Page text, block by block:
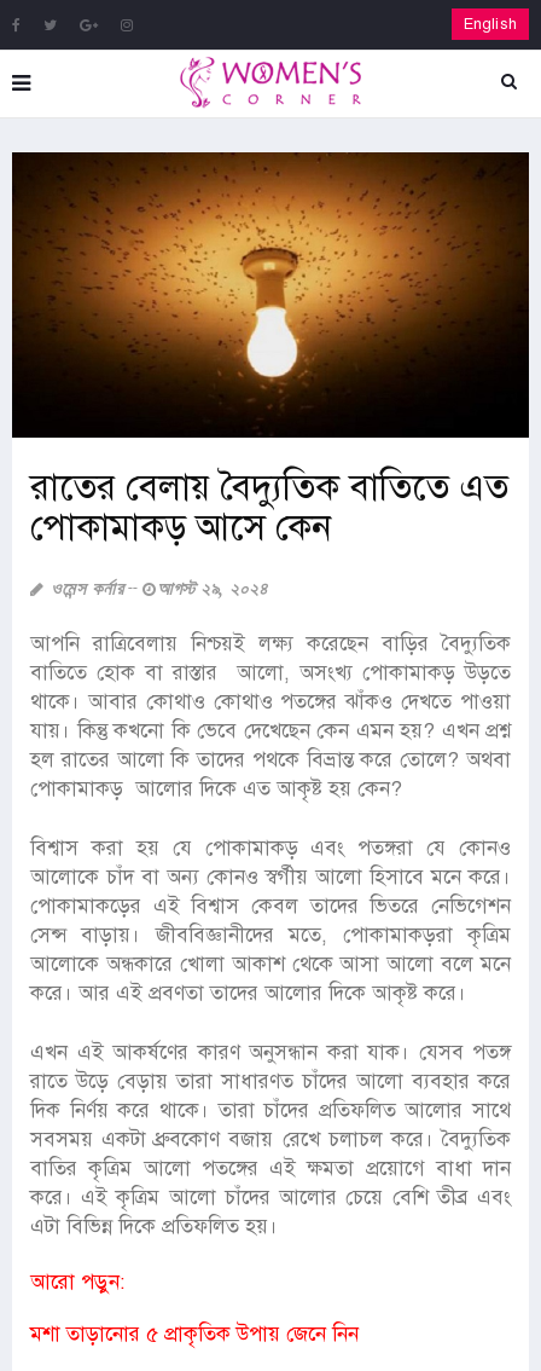
English
রাতের বেলায় বৈদ্যুতিক বাতিতে এত
পোকামাকড় আসে কেন
ওমেন্স কর্নার আগস্ট ২৯, ২০২৪
আপনি রাত্রিবেলায় নিশ্চয়ই লক্ষ্য করেছেন বাড়ির বৈদ্যুতিক
বাতিতে হোক বা রাস্তার আলো, অসংখ্য পোকামাকড় উড়তে
থাকে। আবার কোথাও কোথাও পতঙ্গের ঝাঁকও দেখতে পাওয়া
যায়। কিন্তু কখনো কি ভেবে দেখেছেন কেন এমন হয়? এখন প্রশ্ন
হল রাতের আলো কি তাদের পথকে বিভ্রান্ত করে তোলে? অথবা
পোকামাকড় আলোর দিকে এত আকৃষ্ট হয় কেন?
বিশ্বাস করা হয় যে পোকামাকড় এবং পতঙ্গরা যে কোনও
আলোকে চাঁদ বা অন্য কোনও স্বর্গীয় আলো হিসাবে মনে করে।
পোকামাকড়ের এই বিশ্বাস কেবল তাদের ভিতরে নেভিগেশন
সেন্স বাড়ায়। জীববিজ্ঞানীদের মতে, পোকামাকড়রা কৃত্রিম
আলোকে অন্ধকারে খোলা আকাশ থেকে আসা আলো বলে মনে
করে। আর এই প্রবণতা তাদের আলোর দিকে আকৃষ্ট করে।
এখন এই আকর্ষণের কারণ অনুসন্ধান করা যাক। যেসব পতঙ্গ
রাতে উড়ে বেড়ায় তারা সাধারণত চাঁদের আলো ব্যবহার করে
দিক নির্ণয় করে থাকে। তারা চাঁদের প্রতিফলিত আলোর সাথে
সবসময় একটা ধ্রুবকোণ বজায় রেখে চলাচল করে। বৈদ্যুতিক
বাতির কৃত্রিম আলো পতঙ্গের এই ক্ষমতা প্রয়োগে বাধা দান
করে। এই কৃত্রিম আলো চাঁদের আলোর চেয়ে বেশি তীব্র এবং
এটা বিভিন্ন দিকে প্রতিফলিত হয়।
আরো পড়ুন:
মশা তাড়ানোর ৫ প্রাকৃতিক উপায় জেনে নিন